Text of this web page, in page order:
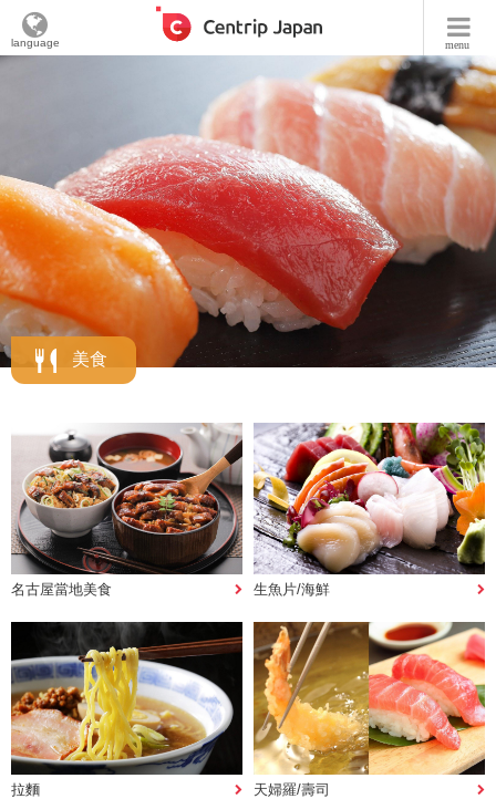
menu
language
美食
名古屋當地美食 生魚片/海鮮
拉麵 天婦羅/壽司